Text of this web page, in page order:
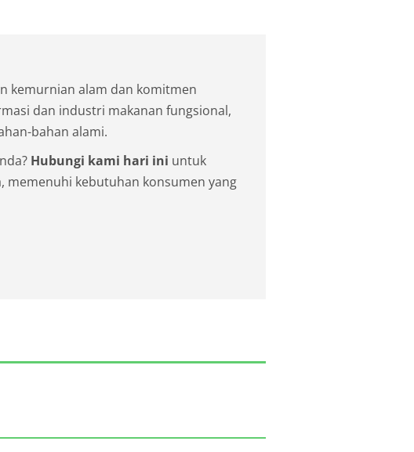
kemurnian alam dan komitmen
dan industri makanan fungsional,
bahan alami.
Hubungi kami hari ini untuk
memenuhi kebutuhan konsumen yang